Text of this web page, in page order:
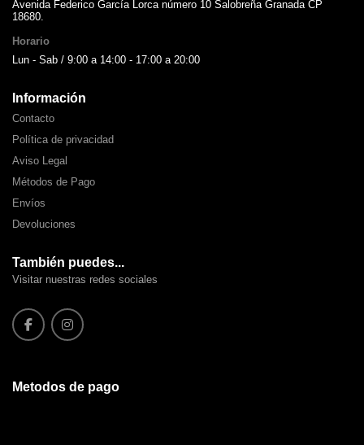
Avenida Federico García Lorca número 10 Salobreña Granada CP
18680.
Horario
Lun - Sab / 9:00 a 14:00 - 17:00 a 20:00
Información
Contacto
Política de privacidad
Aviso Legal
Métodos de Pago
Envíos
Devoluciones
También puedes...
Visitar nuestras redes sociales
Metodos de pago